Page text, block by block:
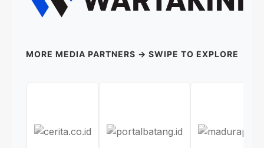
MORE MEDIA PARTNERS → SWIPE TO EXPLORE